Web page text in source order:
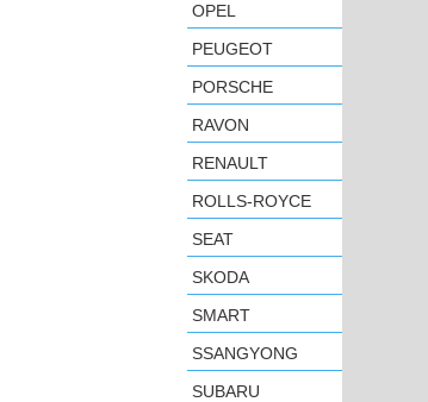
OPEL
PEUGEOT
PORSCHE
RAVON
RENAULT
ROLLS-ROYCE
SEAT
SKODA
SMART
SSANGYONG
SUBARU